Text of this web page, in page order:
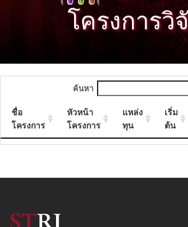
โครงการวิ
ค้นหา
ชื่อ
โครงการ
หัวหน้า
โครงการ
แหล่ง
ทุน
เริ่ม
ต้น